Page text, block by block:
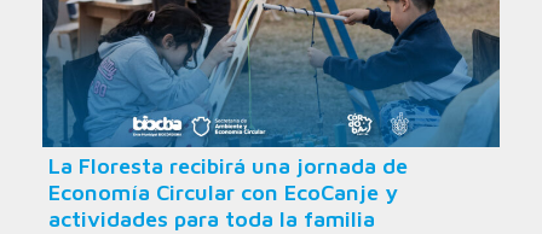
La Floresta recibirá una jornada de
Economía Circular con EcoCanje y
actividades para toda la familia